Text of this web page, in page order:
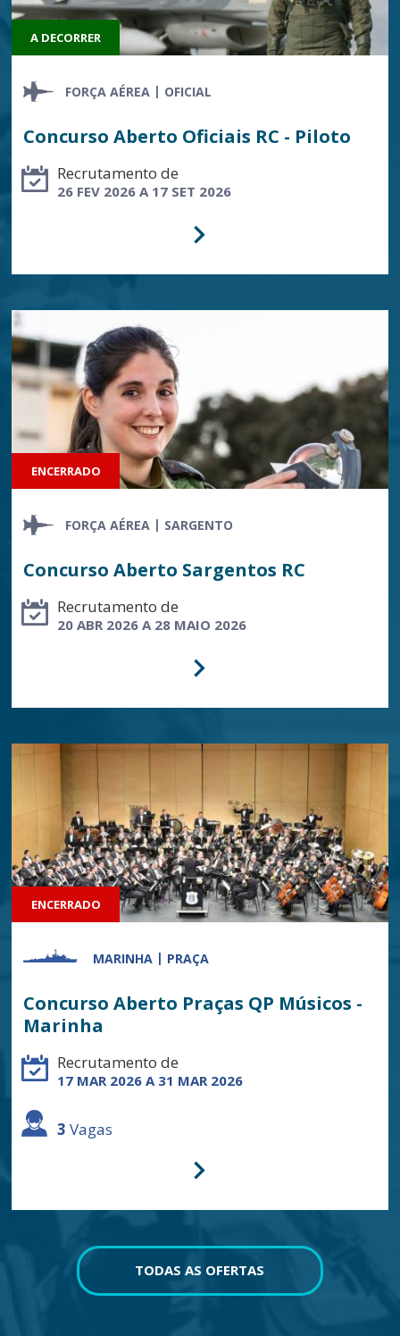
FORÇA AÉREA OFICIAL
Concurso Aberto Oficiais RC - Piloto
Recrutamento de
26 FEV 2026 A 17 SET 2026
A DECORRER
FORÇA AÉREA SARGENTO
Concurso Aberto Sargentos RC
Recrutamento de
20 ABR 2026 A 28 MAIO 2026
ENCERRADO
MARINHA PRAÇA
Concurso Aberto Praças QP Músicos -
Marinha
Recrutamento de
17 MAR 2026 A 31 MAR 2026
3 Vagas
ENCERRADO
TODAS AS OFERTAS